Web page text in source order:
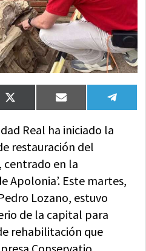
Compartir
en
X
(Twitter)
Compartir
en
Email
en
Real ha iniciado la
restauración del
en la
Apolonia’. Este martes,
Lozano, estuvo
de la capital para
rehabilitación que